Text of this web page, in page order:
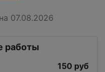
07.08.2026
работы
150 руб